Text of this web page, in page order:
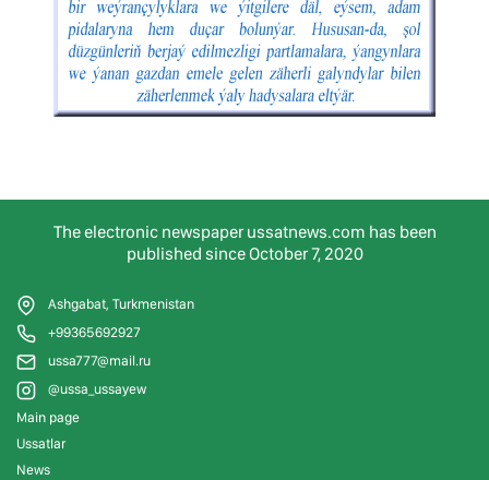
The electronic newspaper ussatnews.com has been
published since October 7, 2020
Ashgabat, Turkmenistan
+99365692927
ussa777@mail.ru
@ussa_ussayew
Main page
Ussatlar
News